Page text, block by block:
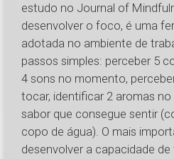
estudo no Journal of
desenvolver o foco, é uma
adotada no ambiente de
passos simples: perceber 5
4 sons no momento,
tocar, identificar 2 aromas
sabor que consegue sentir
copo de água). O mais
desenvolver a capacidade